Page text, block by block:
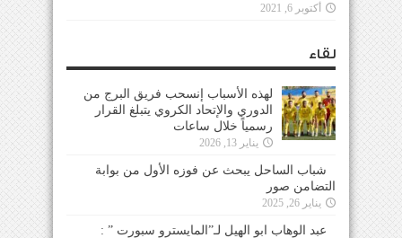
أكتوبر 6, 2021
لقاء
لهذه الأسباب إنسحب فريق البرج من
الدوري والإتحاد الكروي يتبلغ القرار
رسمياً خلال ساعات
يناير 13, 2026
شباب الساحل يبحث عن فوزه الأول من بوابة
التضامن صور
يناير 26, 2025
عبد الوهاب ابو الهيل لـ”المايسترو سبورت ” :